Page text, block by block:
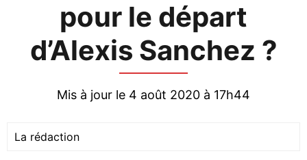
pour le départ
d’Alexis Sanchez ?
Mis à jour le 4 août 2020 à 17h44
La rédaction